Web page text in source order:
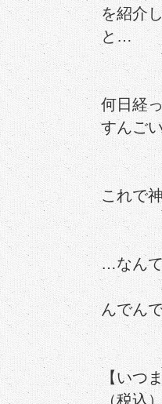
を紹介
と…
何日経
すんご
これで
…なん
んでん
【いつ
（税込